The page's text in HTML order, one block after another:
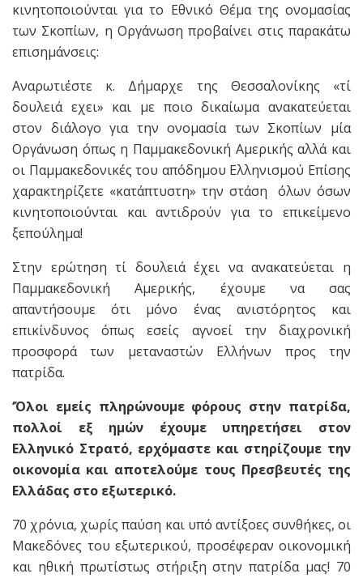
κινητοποιούνται για το Εθνικό Θέμα της ονομασίας
των Σκοπίων, η Οργάνωση προβαίνει στις παρακάτω
επισημάνσεις:
Αναρωτιέστε κ. Δήμαρχε της Θεσσαλονίκης «τί
δουλειά εχει» και με ποιο δικαίωμα ανακατεύεται
στον διάλογο για την ονομασία των Σκοπίων μία
Οργάνωση όπως η Παμμακεδονική Αμερικής αλλά και
οι Παμμακεδονικές του απόδημου Ελληνισμού Επίσης
χαρακτηρίζετε «κατάπτυστη» την στάση όλων όσων
κινητοποιούνται και αντιδρούν για το επικείμενο
ξεπούλημα!
Στην ερώτηση τί δουλειά έχει να ανακατεύεται η
Παμμακεδονική Αμερικής, έχουμε να σας
απαντήσουμε ότι μόνο ένας ανιστόρητος και
επικίνδυνος όπως εσείς αγνοεί την διαχρονική
προσφορά των μεταναστών Ελλήνων προς την
πατρίδα.
‘Όλοι εμείς πληρώνουμε φόρους στην πατρίδα,
πολλοί εξ ημών έχουμε υπηρετήσει στον
Ελληνικό Στρατό, ερχόμαστε και στηρίζουμε την
οικονομία και αποτελούμε τους Πρεσβευτές της
Ελλάδας στο εξωτερικό.
70 χρόνια, χωρίς παύση και υπό αντίξοες συνθήκες, οι
Μακεδόνες του εξωτερικού, προσέφεραν οικονομική
και ηθική πρωτίστως στήριξη στην πατρίδα μας! 70